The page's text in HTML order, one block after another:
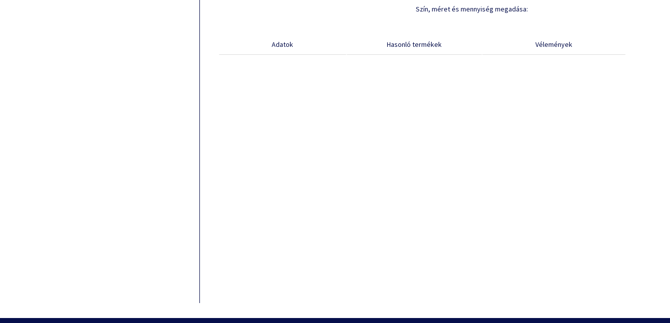
Szín, méret és mennyiség megadása:
Adatok Hasonló termékek Vélemények